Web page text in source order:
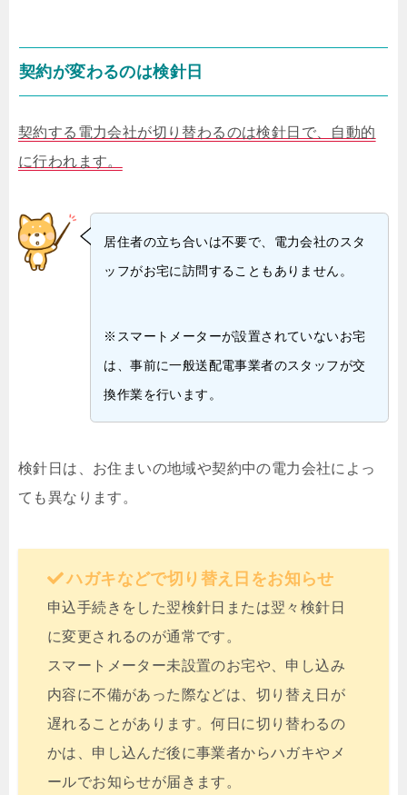
契約が変わるのは検針日
契約する電力会社が切り替わるのは検針日で、自動的
に行われます。
居住者の立ち合いは不要で、電力会社のスタ
ッフがお宅に訪問することもありません。
※スマートメーターが設置されていないお宅
は、事前に一般送配電事業者のスタッフが交
換作業を行います。
検針日は、お住まいの地域や契約中の電力会社によっ
ても異なります。
ハガキなどで切り替え日をお知らせ
申込手続きをした翌検針日または翌々検針日
に変更されるのが通常です。
スマートメーター未設置のお宅や、申し込み
内容に不備があった際などは、切り替え日が
遅れることがあります。何日に切り替わるの
かは、申し込んだ後に事業者からハガキやメ
ールでお知らせが届きます。